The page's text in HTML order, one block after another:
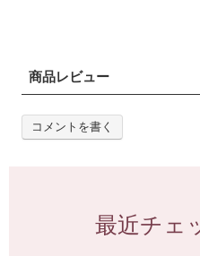
商品レビュー
コメントを書く
最近チェ